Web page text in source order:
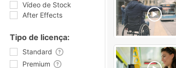
Vídeo de Stock
After Effects
Tipo de licença:
Standard
Premium